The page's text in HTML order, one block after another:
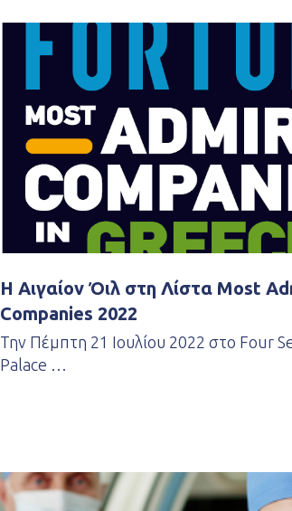
Η Αιγαίον Όιλ στη Λίστα Most
Companies 2022
Την Πέμπτη 21 Ιουλίου 2022 στο Four
Palace …